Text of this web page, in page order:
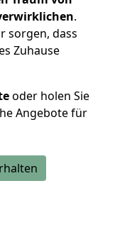
.
sorgen, dass
Zuhause
oder holen Sie
Angebote für